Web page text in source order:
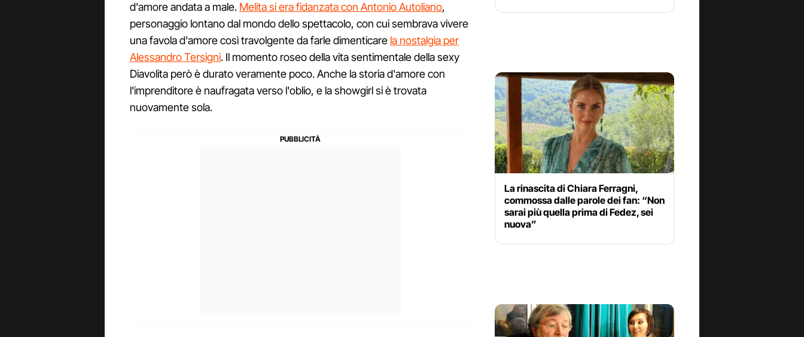
d'amore andata a male. Melita si era fidanzata con Antonio Autoliano,
personaggio lontano dal mondo dello spettacolo, con cui sembrava vivere
una favola d'amore così travolgente da farle dimenticare la nostalgia per
Alessandro Tersigni. Il momento roseo della vita sentimentale della sexy
Diavolita però è durato veramente poco. Anche la storia d'amore con
l'imprenditore è naufragata verso l'oblio, e la showgirl si è trovata
nuovamente sola.
La rinascita di Chiara Ferragni,
commossa dalle parole dei fan: “Non
sarai più quella prima di Fedez, sei
nuova”